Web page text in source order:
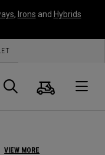
, Irons and Hybrids
Panier
VIEW MORE